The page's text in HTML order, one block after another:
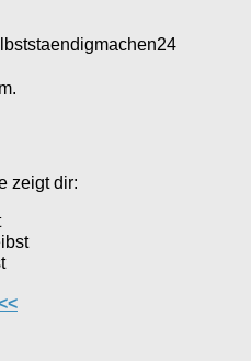
zeigt dir: